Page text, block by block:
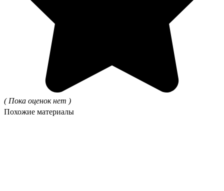
( Пока оценок нет )
Похожие материалы